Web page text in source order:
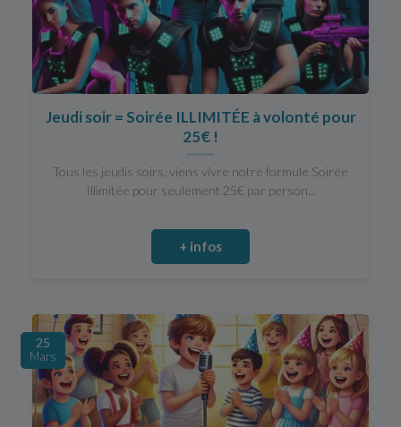
Jeudi soir = Soirée ILLIMITÉE à volonté pour
25€ !
Tous les jeudis soirs, viens vivre notre formule Soirée
Illimitée pour seulement 25€ par person...
+ infos
25
Mars